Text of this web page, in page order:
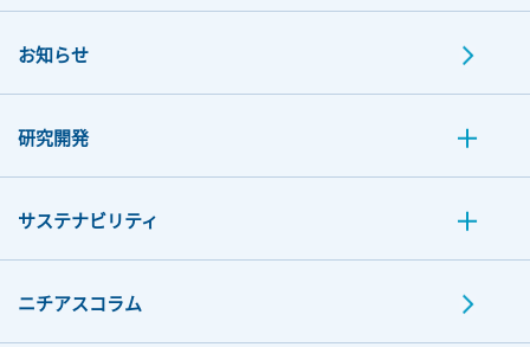
お知らせ
研究開発
サステナビリティ
ニチアスコラム